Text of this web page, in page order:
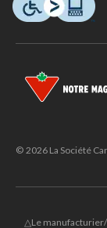
© 2026 La Société
△Le manufacturier/